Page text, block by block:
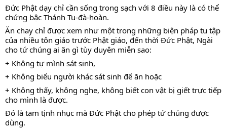
Đức Phật dạy chỉ cần sống trong sạch với 8 điều này là có thể
chứng bậc Thánh Tu-đà-hoàn.
Ăn chay chỉ được xem như một trong những biện pháp tu tập
của nhiều tôn giáo trước Phật giáo, đến thời Đức Phật, Ngài
cho tứ chúng ai ăn gì tùy duyên miễn sao:
+ Không tự mình sát sinh,
+ Không biểu người khác sát sinh để ăn hoặc
+ Không thấy, không nghe, không biết con vật bị giết trực tiếp
cho mình là được.
Đó là tam tịnh nhục mà Đức Phật cho phép tứ chúng được
dùng.